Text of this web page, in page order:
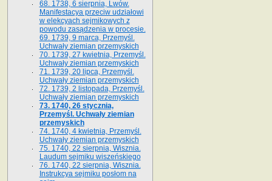
68. 1738, 6 sierpnia, Lwów.
Manifestacya przeciw udziałowi
w elekcyach sejmikowych z
powodu zasądzenia w procesie.
69. 1739, 9 marca, Przemyśl.
Uchwały ziemian przemyskich
70. 1739, 27 kwietnia, Przemyśl.
Uchwały ziemian przemyskich
71. 1739, 20 lipca, Przemyśl.
Uchwały ziemian przemyskich
72. 1739, 2 listopada, Przemyśl.
Uchwały ziemian przemyskich
73. 1740, 26 stycznia,
Przemyśl. Uchwały ziemian
przemyskich
74. 1740, 4 kwietnia, Przemyśl.
Uchwały ziemian przemyskich
75. 1740, 22 sierpnia, Wisznia.
Laudum sejmiku wiszeńskiego
76. 1740, 22 sierpnia, Wisznia.
Instrukcya sejmiku posłom na